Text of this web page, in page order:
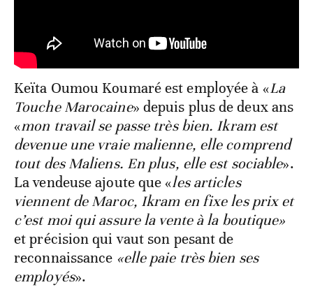
Keïta Oumou Koumaré est employée à «La
Touche Marocaine» depuis plus de deux ans
«mon travail se passe très bien. Ikram est
devenue une vraie malienne, elle comprend
tout des Maliens. En plus, elle est sociable».
La vendeuse ajoute que «les articles
viennent de Maroc, Ikram en fixe les prix et
c’est moi qui assure la vente à la boutique»
et précision qui vaut son pesant de
reconnaissance «elle paie très bien ses
employés».